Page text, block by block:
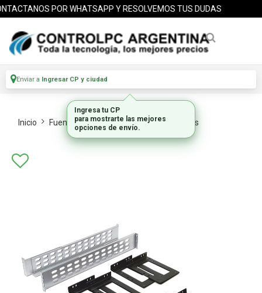
POR WHATSAPP Y RESOLVEMOS TUS DUDAS
Enviar a Ingresar CP y ciudad
Inicio Fuentes Alimentacion Ups Accesorios
Ingresa tu CP
para mostrarte las mejores
opciones de envío.